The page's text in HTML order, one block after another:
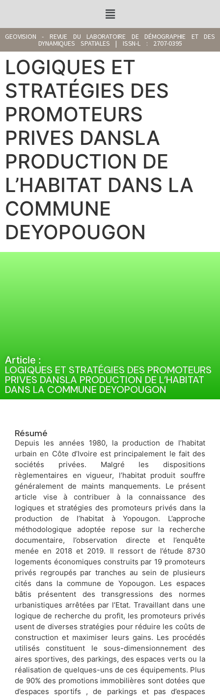
GEOVISION - REVUE DU LABORATOIRE DE DÉMOGRAPHIE ET DES
DYNAMIQUES SPATIALES | ISSN-L : 2707-0395
LOGIQUES ET
STRATÉGIES DES
PROMOTEURS
PRIVES DANSLA
PRODUCTION DE
L’HABITAT DANS LA
COMMUNE
DEYOPOUGON
Article :
LOGIQUES ET STRATÉGIES DES PROMOTEURS
PRIVES DANSLA PRODUCTION DE L’HABITAT
DANS LA COMMUNE DEYOPOUGON
Résumé
Depuis les années 1980, la production de l’habitat
urbain en Côte d’Ivoire est principalement le fait des
sociétés privées. Malgré les dispositions
règlementaires en vigueur, l’habitat produit souffre
généralement de maints manquements. Le présent
article vise à contribuer à la connaissance des
logiques et stratégies des promoteurs privés dans la
production de l’habitat à Yopougon. L’approche
méthodologique adoptée repose sur la recherche
documentaire, l’observation directe et l’enquête
menée en 2018 et 2019. Il ressort de l’étude 8730
logements économiques construits par 19 promoteurs
privés regroupés par tranches au sein de plusieurs
cités dans la commune de Yopougon. Les espaces
bâtis présentent des transgressions des normes
urbanistiques arrêtées par l’Etat. Travaillant dans une
logique de recherche du profit, les promoteurs privés
usent de diverses stratégies pour réduire les coûts de
construction et maximiser leurs gains. Les procédés
utilisés constituent le sous-dimensionnement des
aires sportives, des parkings, des espaces verts ou la
réalisation de quelques-uns de ces équipements. Plus
de 90% des promotions immobilières sont dotées que
d’espaces sportifs , de parkings et pas d’espaces